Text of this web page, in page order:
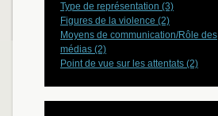
Type de représentation (3)
Figures de la violence (2)
Moyens de communication/Rôle des
médias (2)
Point de vue sur les attentats (2)